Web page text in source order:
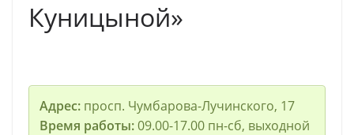
Куницыной»
Адрес:просп. Чумбарова-Лучинского, 17
Время работы:09.00-17.00 пн-сб, выходной